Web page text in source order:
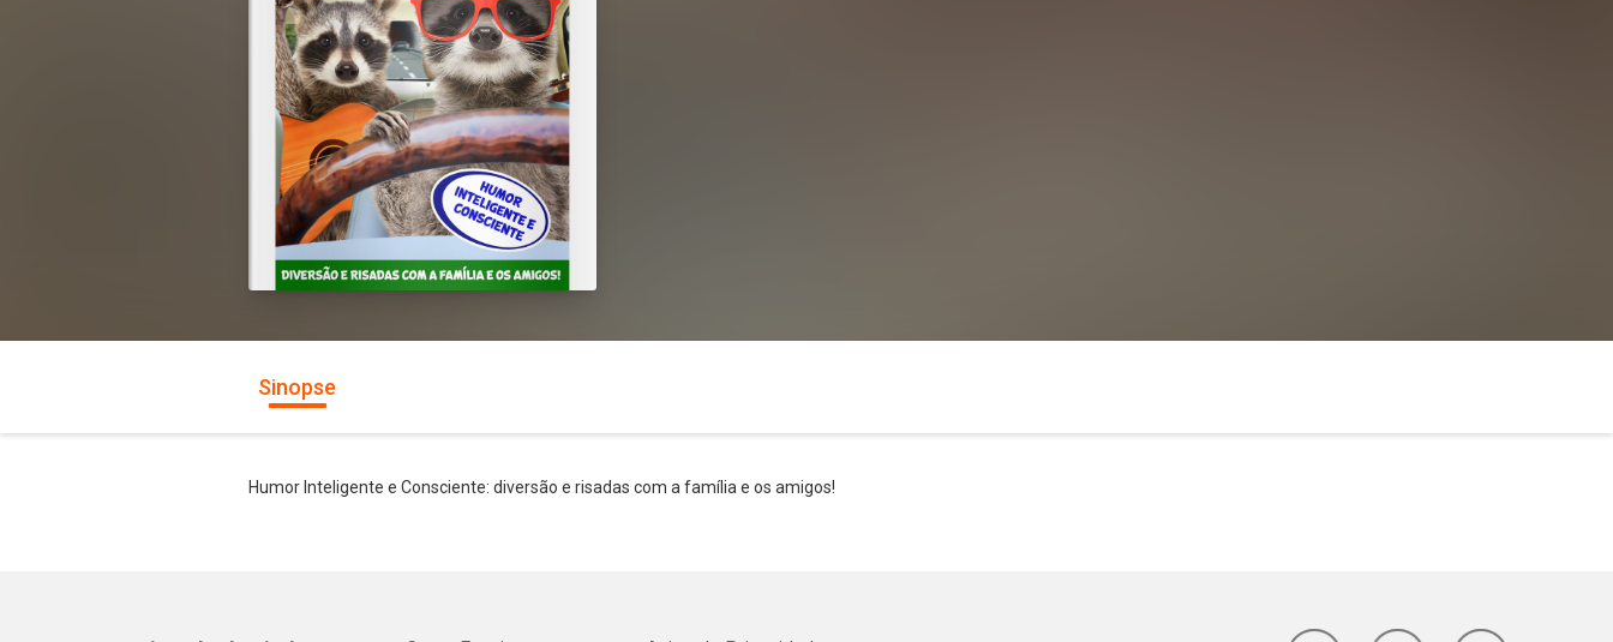
Sinopse
Humor Inteligente e Consciente: diversão e risadas com a família e os amigos!
Whatsapp Facebook